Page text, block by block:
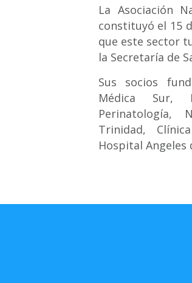
La Asociación
constituyó el 15
que este sector
la Secretaría de
Sus socios
Médica Sur,
Perinatología,
Trinidad,
Hospital Angeles